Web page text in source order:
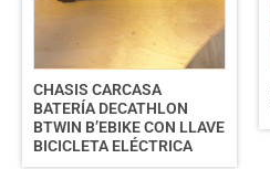
CHASIS CARCASA
BATERÍA DECATHLON
BTWIN B’EBIKE CON LLAVE
BICICLETA ELÉCTRICA